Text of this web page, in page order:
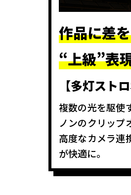
作品に差
“上級”表
【多灯スト
複数の光を駆使
ノンのクリップ
高度なカメラ連
が快適に。